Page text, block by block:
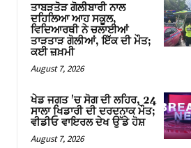
ਤਾਬੜਤੋੜ ਗੋਲੀਬਾਰੀ ਨਾਲ
ਦਹਿਲਿਆ ਆਹ ਸਕੂਲ,
ਵਿਦਿਆਰਥੀ ਨੇ ਚਲਾਈਆਂ
ਤਾੜਤਾੜ ਗੋਲੀਆਂ, ਇੱਕ ਦੀ ਮੌਤ;
ਕਈ ਜ਼ਖ਼ਮੀ
August 7, 2026
ਖੇਡ ਜਗਤ 'ਚ ਸੋਗ ਦੀ ਲਹਿਰ, 24
ਸਾਲਾ ਖਿਡਾਰੀ ਦੀ ਦਰਦਨਾਕ ਮੌਤ;
ਵੀਡੀਓ ਵਾਇਰਲ ਦੇਖ ਉੱਡੇ ਹੋਸ਼
August 7, 2026